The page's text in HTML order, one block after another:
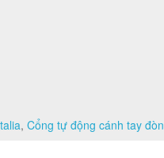
, Cổng tự động cánh tay đòn